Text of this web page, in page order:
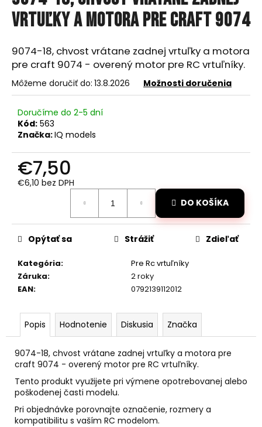
0,0
z
hviezdičiek.
vrtuľky a motora pre craft 9074
9074-18, chvost vrátane zadnej vrtuľky a motora
pre craft 9074 - overený motor pre RC vrtuľníky.
Môžeme doručiť do: 13.8.2026 Možnosti doručenia
Doručíme do 2-5 dní
Kód: 563
Značka:IQ models
€7,50
€6,10 bez DPH
DO KOŠÍKA
Kategória:
Pre Rc vrtuľníky
Záruka:
2 roky
EAN: 0792139112012
Opýtať sa Strážiť Zdieľať
Popis Hodnotenie Diskusia Značka
9074-18, chvost vrátane zadnej vrtuľky a motora pre
craft 9074 - overený motor pre RC vrtuľníky.
Tento produkt využijete pri výmene opotrebovanej alebo
poškodenej časti modelu.
Pri objednávke porovnajte označenie, rozmery a
kompatibilitu s vaším RC modelom.
á
j
s
ť
?
o
m
LOPTIČKA
SA
GUMOVÁ
6CM
€2,30
Pôvodne:
€2,80